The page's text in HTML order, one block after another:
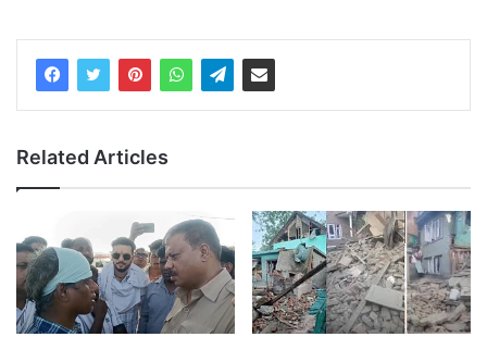
Related Articles